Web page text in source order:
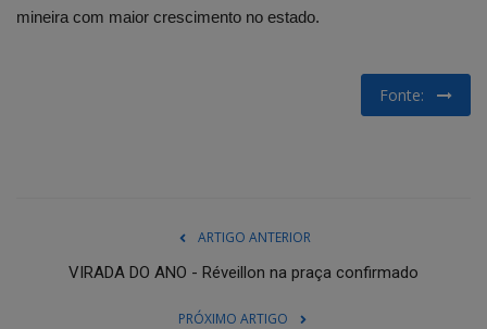
mineira com maior crescimento no estado.
Fonte:
ARTIGO ANTERIOR
VIRADA DO ANO - Réveillon na praça confirmado
PRÓXIMO ARTIGO